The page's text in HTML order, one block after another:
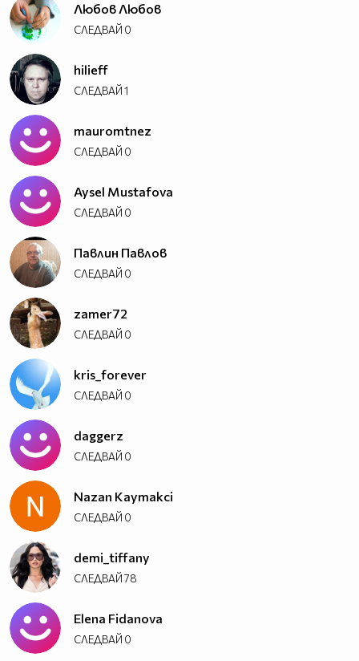
Любов Любов
СЛЕДВАЙ 0
hilieff
СЛЕДВАЙ1
mauromtnez
СЛЕДВАЙ 0
Aysel Mustafova
СЛЕДВАЙ 0
Павлин Павлов
СЛЕДВАЙ 0
zamer72
СЛЕДВАЙ 0
kris_forever
СЛЕДВАЙ 0
daggerz
СЛЕДВАЙ 0
Nazan Kaymakci
СЛЕДВАЙ 0
demi_tiffany
СЛЕДВАЙ78
Elena Fidanova
СЛЕДВАЙ 0